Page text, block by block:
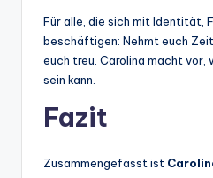
Für alle, die sich mit Identität,
beschäftigen: Nehmt euch
euch treu. Carolina macht vor,
sein kann.
Fazit
Zusammengefasst ist